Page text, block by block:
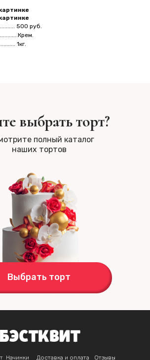
500 руб.
1кг.
выбрать торт?
полный каталог
наших тортов
Выбрать торт
Начинки Доставка и оплата Отзывы